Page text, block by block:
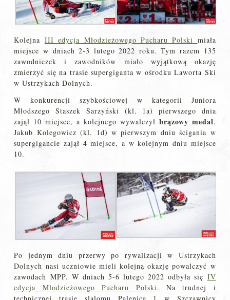
Kolejna III edycja Młodzieżowego Pucharu Polski miała
miejsce w dniach 2-3 lutego 2022 roku. Tym razem 135
zawodniczek i zawodników miało wyjątkową okazję
zmierzyć się na trasie supergiganta w ośrodku Laworta Ski
w Ustrzykach Dolnych.
W konkurencji szybkościowej w kategorii Juniora
Młodszego Staszek Sarzyński (kl. 1a) pierwszego dnia
zajął 10 miejsce, a kolejnego wywalczył brązowy medal.
Jakub Kolegowicz (kl. 1d) w pierwszym dniu ścigania w
supergigancie zajął 4 miejsce, a w kolejnym dniu miejsce
10.
Po jednym dniu przerwy po rywalizacji w Ustrzykach
Dolnych nasi uczniowie mieli kolejną okazję powalczyć w
zawodach MPP. W dniach 5-6 lutego 2022 odbyła się IV
edycja Młodzieżowego Pucharu Polski. Na trudnej i
technicznej trasie slalomu Palenica 1 w Szczawnicy